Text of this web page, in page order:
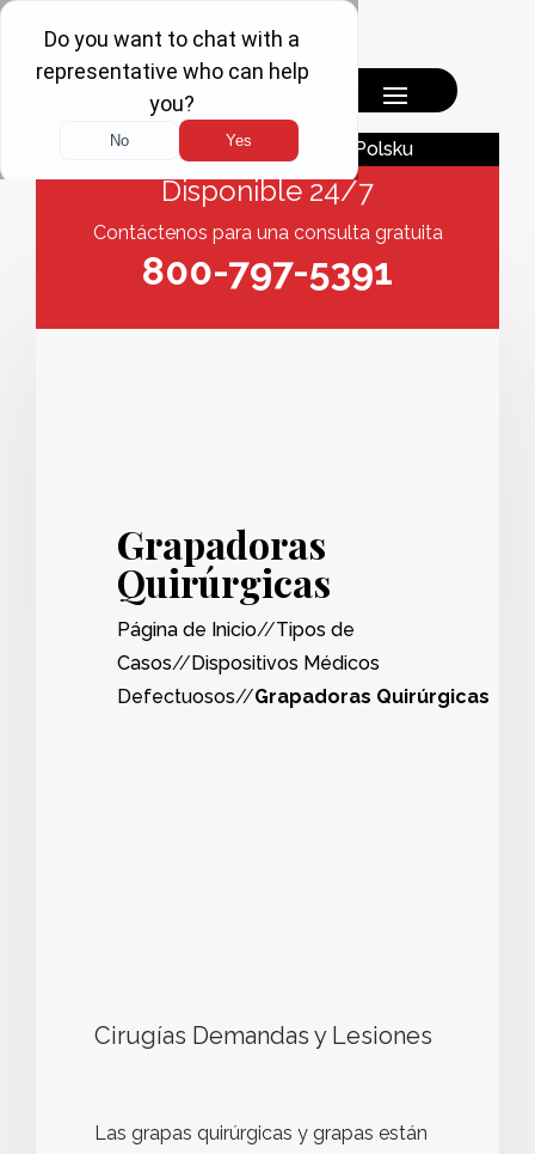
Polsku
English
Disponible 24/7
Contáctenos para una consulta gratuita
800-797-5391
Grapadoras
Quirúrgicas
Página de Inicio//Tipos de
Casos//Dispositivos Médicos
Defectuosos//Grapadoras Quirúrgicas
Cirugías Demandas y Lesiones
Las grapas quirúrgicas y grapas están